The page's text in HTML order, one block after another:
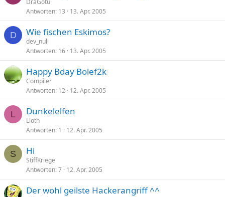
DraGotu
Antworten 13 13. Apr. 2005
D Wie fischen Eskimos?
dev_null
Antworten 16 13. Apr. 2005
Happy Bday Bolef2k
Compiler
Antworten 12 12. Apr. 2005
L Dunkelelfen
Lloth
Antworten 1 12. Apr. 2005
S Hi
StiffKriege
Antworten 7 12. Apr. 2005
Der wohl geilste Hackerangriff ^^